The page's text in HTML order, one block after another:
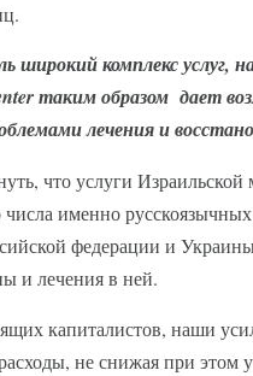
широкий комплекс услуг,
таким образом дает
лечения и
что услуги
именно
федерации и
и лечения в ней.
капиталистов, наши
не снижая при этом